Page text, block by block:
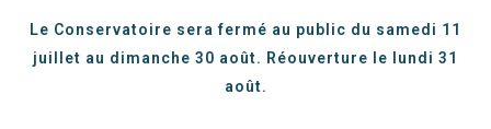
Le Conservatoire sera fermé au public du samedi 11
juillet au dimanche 30 août. Réouverture le lundi 31
août.